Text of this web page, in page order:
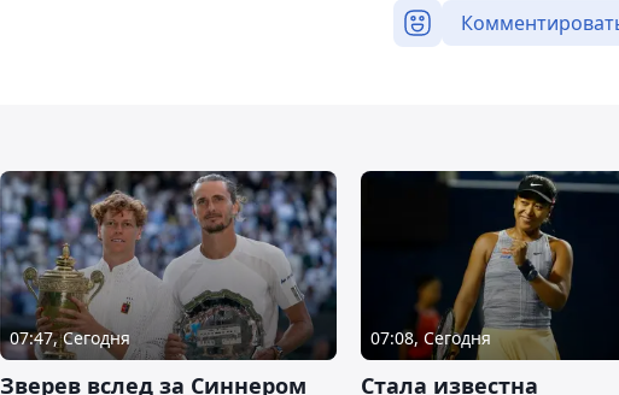
07:47, Сегодня
Зверев вслед за Синнером
07:08, Сегодня
Cтала известна